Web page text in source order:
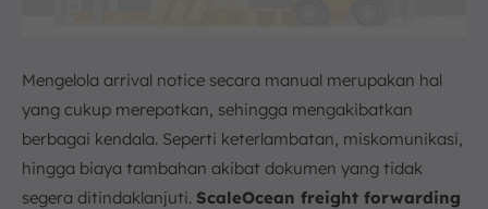
Mengelola arrival notice secara manual merupakan hal
yang cukup merepotkan, sehingga mengakibatkan
berbagai kendala. Seperti keterlambatan, miskomunikasi,
hingga biaya tambahan akibat dokumen yang tidak
segera ditindaklanjuti. ScaleOcean freight forwarding